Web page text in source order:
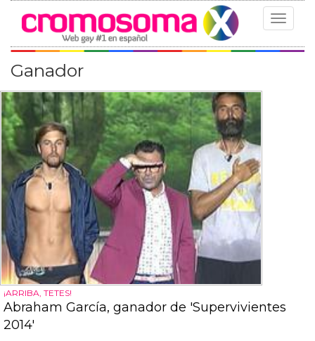
Toggle
Ganador
¡ARRIBA, TETES!
Abraham García, ganador de 'Supervivientes
2014'